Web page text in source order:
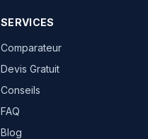
SERVICES
Comparateur
Devis Gratuit
Conseils
FAQ
Blog